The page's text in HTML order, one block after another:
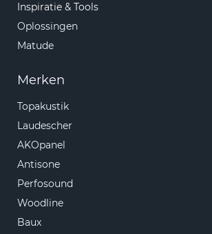
Merken
Topakustik
Laudescher
AKOpanel
Antisone
Perfosound
Woodline
Baux
Inspiratie & Tools
Oplossingen
Matude